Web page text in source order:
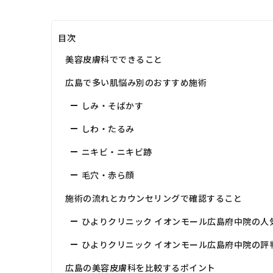
目次
美容皮膚科でできること
広島で多い肌悩み別のおすすめ施術
しみ・そばかす
しわ・たるみ
ニキビ・ニキビ跡
毛穴・赤ら顔
施術の流れとカウンセリングで確認すること
ひよりクリニック イオンモール広島府中院の人
ひよりクリニック イオンモール広島府中院の評
広島の美容皮膚科を比較するポイント